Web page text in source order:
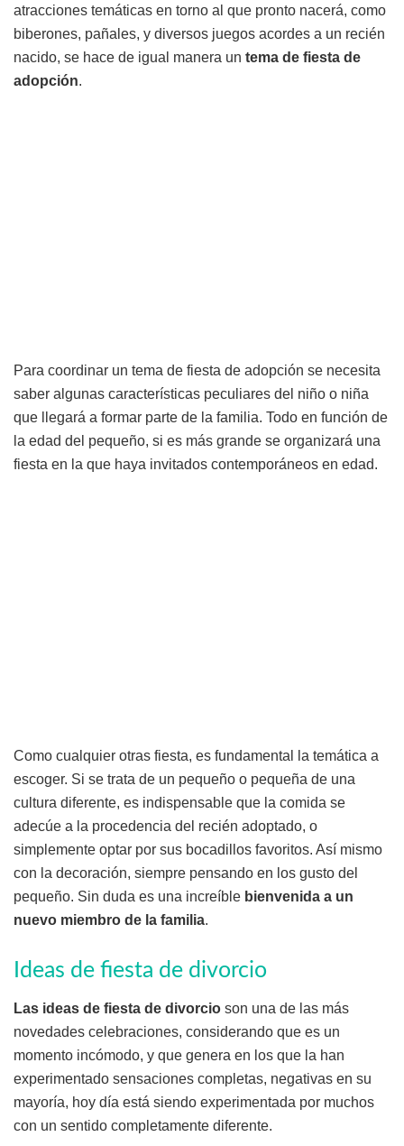
atracciones temáticas en torno al que pronto nacerá, como
biberones, pañales, y diversos juegos acordes a un recién
nacido, se hace de igual manera un tema de fiesta de
adopción.
Para coordinar un tema de fiesta de adopción se necesita
saber algunas características peculiares del niño o niña
que llegará a formar parte de la familia. Todo en función de
la edad del pequeño, si es más grande se organizará una
fiesta en la que haya invitados contemporáneos en edad.
Como cualquier otras fiesta, es fundamental la temática a
escoger. Si se trata de un pequeño o pequeña de una
cultura diferente, es indispensable que la comida se
adecúe a la procedencia del recién adoptado, o
simplemente optar por sus bocadillos favoritos. Así mismo
con la decoración, siempre pensando en los gusto del
pequeño. Sin duda es una increíble bienvenida a un
nuevo miembro de la familia.
Ideas de fiesta de divorcio
Las ideas de fiesta de divorcio son una de las más
novedades celebraciones, considerando que es un
momento incómodo, y que genera en los que la han
experimentado sensaciones completas, negativas en su
mayoría, hoy día está siendo experimentada por muchos
con un sentido completamente diferente.